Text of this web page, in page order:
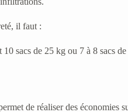
il faut :
sacs de 25 kg ou 7 à 8 sacs
de réaliser des